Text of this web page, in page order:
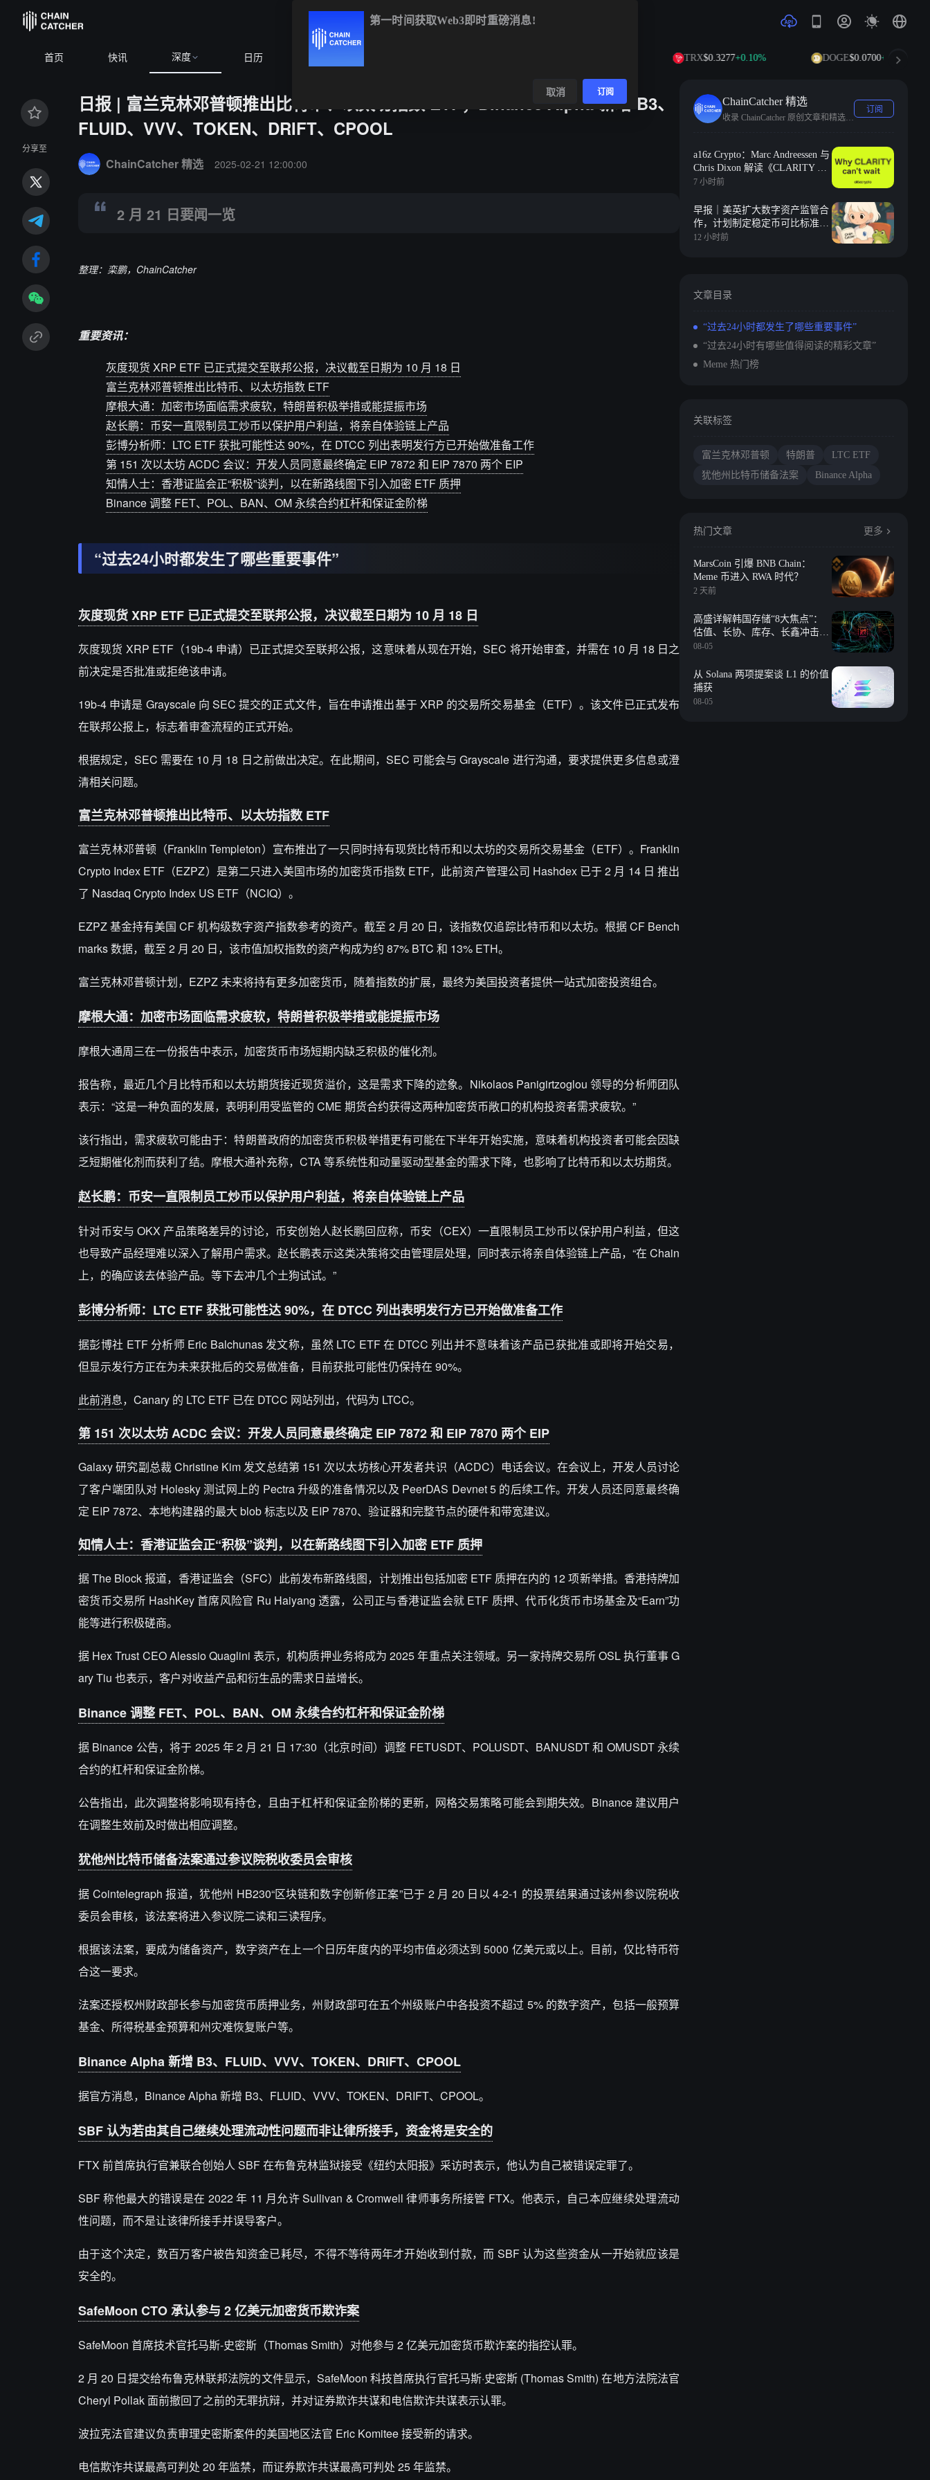
首页 快讯 深度 日历
+1.23% ETH +0.94% BNB TRX$0.3277 +0.10% DOGE$0.0700 +1.93%
分享至
日报 | 富兰克林邓普顿推出比特币、以太坊指数 ETF；Binance Alpha 新增 B3、
FLUID、VVV、TOKEN、DRIFT、CPOOL
ChainCatcher 精选 2025-02-21 12:00:00
2 月 21 日要闻一览
整理：栾鹏，ChainCatcher
重要资讯：
灰度现货 XRP ETF 已正式提交至联邦公报，决议截至日期为 10 月 18 日
富兰克林邓普顿推出比特币、以太坊指数 ETF
摩根大通：加密市场面临需求疲软，特朗普积极举措或能提振市场
赵长鹏：币安一直限制员工炒币以保护用户利益，将亲自体验链上产品
彭博分析师：LTC ETF 获批可能性达 90%，在 DTCC 列出表明发行方已开始做准备工作
第 151 次以太坊 ACDC 会议：开发人员同意最终确定 EIP 7872 和 EIP 7870 两个 EIP
知情人士：香港证监会正“积极”谈判，以在新路线图下引入加密 ETF 质押
Binance 调整 FET、POL、BAN、OM 永续合约杠杆和保证金阶梯
“过去24小时都发生了哪些重要事件”
灰度现货 XRP ETF 已正式提交至联邦公报，决议截至日期为 10 月 18 日
灰度现货 XRP ETF（19b-4 申请）已正式提交至联邦公报，这意味着从现在开始，SEC 将开始审查，并需在 10 月 18 日之
前决定是否批准或拒绝该申请。
19b-4 申请是 Grayscale 向 SEC 提交的正式文件，旨在申请推出基于 XRP 的交易所交易基金（ETF）。该文件已正式发布
在联邦公报上，标志着审查流程的正式开始。
根据规定，SEC 需要在 10 月 18 日之前做出决定。在此期间，SEC 可能会与 Grayscale 进行沟通，要求提供更多信息或澄
清相关问题。
富兰克林邓普顿推出比特币、以太坊指数 ETF
富兰克林邓普顿（Franklin Templeton）宣布推出了一只同时持有现货比特币和以太坊的交易所交易基金（ETF）。Franklin
Crypto Index ETF（EZPZ）是第二只进入美国市场的加密货币指数 ETF，此前资产管理公司 Hashdex 已于 2 月 14 日 推出
了 Nasdaq Crypto Index US ETF（NCIQ）。
EZPZ 基金持有美国 CF 机构级数字资产指数参考的资产。截至 2 月 20 日，该指数仅追踪比特币和以太坊。根据 CF Bench
marks 数据，截至 2 月 20 日，该市值加权指数的资产构成为约 87% BTC 和 13% ETH。
富兰克林邓普顿计划，EZPZ 未来将持有更多加密货币，随着指数的扩展，最终为美国投资者提供一站式加密投资组合。
摩根大通：加密市场面临需求疲软，特朗普积极举措或能提振市场
摩根大通周三在一份报告中表示，加密货币市场短期内缺乏积极的催化剂。
报告称，最近几个月比特币和以太坊期货接近现货溢价，这是需求下降的迹象。Nikolaos Panigirtzoglou 领导的分析师团队
表示：“这是一种负面的发展，表明利用受监管的 CME 期货合约获得这两种加密货币敞口的机构投资者需求疲软。”
该行指出，需求疲软可能由于：特朗普政府的加密货币积极举措更有可能在下半年开始实施，意味着机构投资者可能会因缺
乏短期催化剂而获利了结。摩根大通补充称，CTA 等系统性和动量驱动型基金的需求下降，也影响了比特币和以太坊期货。
赵长鹏：币安一直限制员工炒币以保护用户利益，将亲自体验链上产品
针对币安与 OKX 产品策略差异的讨论，币安创始人赵长鹏回应称，币安（CEX）一直限制员工炒币以保护用户利益，但这
也导致产品经理难以深入了解用户需求。赵长鹏表示这类决策将交由管理层处理，同时表示将亲自体验链上产品，“在 Chain
上，的确应该去体验产品。等下去冲几个土狗试试。”
彭博分析师：LTC ETF 获批可能性达 90%，在 DTCC 列出表明发行方已开始做准备工作
据彭博社 ETF 分析师 Eric Balchunas 发文称，虽然 LTC ETF 在 DTCC 列出并不意味着该产品已获批准或即将开始交易，
但显示发行方正在为未来获批后的交易做准备，目前获批可能性仍保持在 90%。
此前消息，Canary 的 LTC ETF 已在 DTCC 网站列出，代码为 LTCC。
第 151 次以太坊 ACDC 会议：开发人员同意最终确定 EIP 7872 和 EIP 7870 两个 EIP
Galaxy 研究副总裁 Christine Kim 发文总结第 151 次以太坊核心开发者共识（ACDC）电话会议。在会议上，开发人员讨论
了客户端团队对 Holesky 测试网上的 Pectra 升级的准备情况以及 PeerDAS Devnet 5 的后续工作。开发人员还同意最终确
定 EIP 7872、本地构建器的最大 blob 标志以及 EIP 7870、验证器和完整节点的硬件和带宽建议。
知情人士：香港证监会正“积极”谈判，以在新路线图下引入加密 ETF 质押
据 The Block 报道，香港证监会（SFC）此前发布新路线图，计划推出包括加密 ETF 质押在内的 12 项新举措。香港持牌加
密货币交易所 HashKey 首席风险官 Ru Haiyang 透露，公司正与香港证监会就 ETF 质押、代币化货币市场基金及“Earn”功
能等进行积极磋商。
据 Hex Trust CEO Alessio Quaglini 表示，机构质押业务将成为 2025 年重点关注领域。另一家持牌交易所 OSL 执行董事 G
ary Tiu 也表示，客户对收益产品和衍生品的需求日益增长。
Binance 调整 FET、POL、BAN、OM 永续合约杠杆和保证金阶梯
据 Binance 公告，将于 2025 年 2 月 21 日 17:30（北京时间）调整 FETUSDT、POLUSDT、BANUSDT 和 OMUSDT 永续
合约的杠杆和保证金阶梯。
公告指出，此次调整将影响现有持仓，且由于杠杆和保证金阶梯的更新，网格交易策略可能会到期失效。Binance 建议用户
在调整生效前及时做出相应调整。
犹他州比特币储备法案通过参议院税收委员会审核
据 Cointelegraph 报道，犹他州 HB230“区块链和数字创新修正案”已于 2 月 20 日以 4-2-1 的投票结果通过该州参议院税收
委员会审核，该法案将进入参议院二读和三读程序。
根据该法案，要成为储备资产，数字资产在上一个日历年度内的平均市值必须达到 5000 亿美元或以上。目前，仅比特币符
合这一要求。
法案还授权州财政部长参与加密货币质押业务，州财政部可在五个州级账户中各投资不超过 5% 的数字资产，包括一般预算
基金、所得税基金预算和州灾难恢复账户等。
Binance Alpha 新增 B3、FLUID、VVV、TOKEN、DRIFT、CPOOL
据官方消息，Binance Alpha 新增 B3、FLUID、VVV、TOKEN、DRIFT、CPOOL。
SBF 认为若由其自己继续处理流动性问题而非让律所接手，资金将是安全的
FTX 前首席执行官兼联合创始人 SBF 在布鲁克林监狱接受《纽约太阳报》采访时表示，他认为自己被错误定罪了。
SBF 称他最大的错误是在 2022 年 11 月允许 Sullivan & Cromwell 律师事务所接管 FTX。他表示，自己本应继续处理流动
性问题，而不是让该律所接手并误导客户。
由于这个决定，数百万客户被告知资金已耗尽，不得不等待两年才开始收到付款，而 SBF 认为这些资金从一开始就应该是
安全的。
SafeMoon CTO 承认参与 2 亿美元加密货币欺诈案
SafeMoon 首席技术官托马斯-史密斯（Thomas Smith）对他参与 2 亿美元加密货币欺诈案的指控认罪。
2 月 20 日提交给布鲁克林联邦法院的文件显示，SafeMoon 科技首席执行官托马斯·史密斯 (Thomas Smith) 在地方法院法官
Cheryl Pollak 面前撤回了之前的无罪抗辩，并对证券欺诈共谋和电信欺诈共谋表示认罪。
波拉克法官建议负责审理史密斯案件的美国地区法官 Eric Komitee 接受新的请求。
电信欺诈共谋最高可判处 20 年监禁，而证券欺诈共谋最高可判处 25 年监禁。
ChainCatcher 精选
收录 ChainCatcher 原创文章和精选快讯。
订阅
a16z Crypto：Marc Andreessen 与
Chris Dixon 解读《CLARITY 法
案》为何刻不容缓
7 小时前
早报｜美英扩大数字资产监管合
作，计划制定稳定币可比标准；
标普 500 单月新增 2.1 万亿美元
12 小时前
文章目录
“过去24小时都发生了哪些重要事件”
“过去24小时有哪些值得阅读的精彩文章”
Meme 热门榜
关联标签
富兰克林邓普顿 特朗普
LTC ETF
犹他州比特币储备法案
Binance Alpha
热门文章 更多
MarsCoin 引爆 BNB Chain：
Meme 币进入 RWA 时代？
2 天前
高盛详解韩国存储“8大焦点”：
估值、长协、库存、长鑫冲击、
回购等
08-05
从 Solana 两项提案谈 L1 的价值
捕获
08-05
第一时间获取Web3即时重磅消息!
取消 订阅